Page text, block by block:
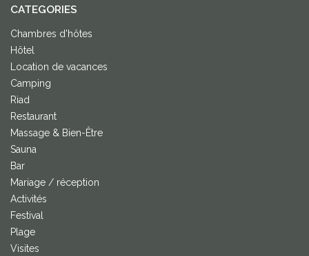
CATEGORIES
Chambres d'hôtes
Hôtel
Location de vacances
Camping
Riad
Restaurant
Massage & Bien-Être
Sauna
Bar
Mariage / réception
Activités
Festival
Plage
Visites